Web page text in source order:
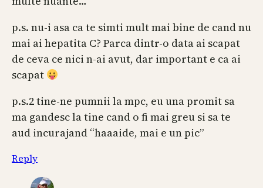
p.s. nu-i asa ca te simti mult mai bine de cand nu
mai ai hepatita C? Parca dintr-o data ai scapat
de ceva ce nici n-ai avut, dar important e ca ai
scapat
p.s.2 tine-ne pumnii la mpc, eu una promit sa
ma gandesc la tine cand o fi mai greu si sa te
aud incurajand “haaaide, mai e un pic”
Reply